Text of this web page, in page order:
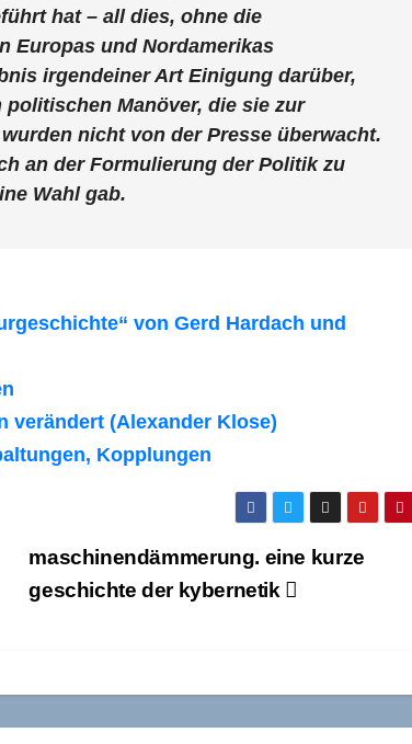
hat – all dies, ohne die
Europas und Nordamerikas
irgendeiner Art Einigung darüber,
Manöver, die sie zur
nicht von der Presse überwacht.
an der Formulierung der Politik zu
Wahl gab.
von Gerd Hardach und
verändert (Alexander Klose)
Kopplungen
maschinendämmerung. eine kurze
geschichte der kybernetik